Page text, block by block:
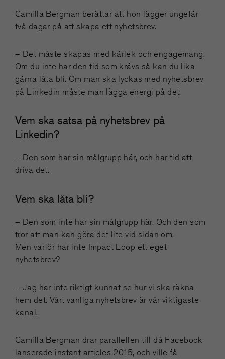
Camilla Bergman berättar att hon lägger ungefär
två dagar på att skapa ett nyhetsbrev.
– Det måste skapas med kärlek och engagemang.
Om du inte har den tid som krävs så kan du lika
gärna låta bli. Om man ska lyckas med nyhetsbrev
på Linkedin måste man lägga energi på det.
Vem ska satsa på nyhetsbrev på
Linkedin?
– Den som har sin målgrupp här, och har tid att
driva det.
Vem ska låta bli?
– Den som inte har sin målgrupp här. Och den som
tror att man kan göra det lite vid sidan om.
Men varför har inte Impact Loop ett eget
nyhetsbrev?
– Jag har inte riktigt kunnat se hur vi ska räkna
hem det. Vårt vanliga nyhetsbrev är vår viktigaste
kanal.
Camilla Bergman drar parallellen till då Facebook
lanserade instant articles 2015, och ville få